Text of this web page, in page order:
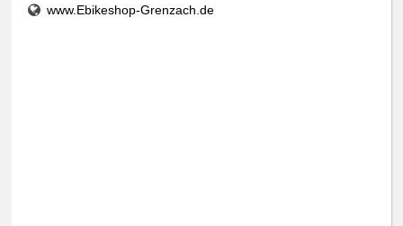
www.Ebikeshop-Grenzach.de